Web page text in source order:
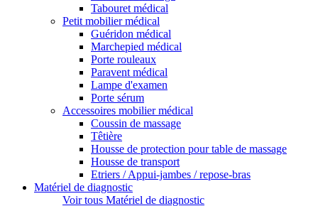
Tabouret médical
Petit mobilier médical
Guéridon médical
Marchepied médical
Porte rouleaux
Paravent médical
Lampe d'examen
Porte sérum
Accessoires mobilier médical
Coussin de massage
Têtière
Housse de protection pour table de massage
Housse de transport
Etriers / Appui-jambes / repose-bras
Matériel de diagnostic
Voir tous Matériel de diagnostic